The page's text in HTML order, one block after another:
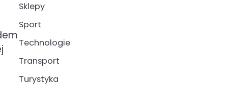
Sklepy
Sport
Technologie
Transport
Turystyka